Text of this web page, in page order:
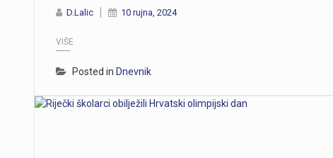
D.Lalic 10 rujna, 2024
VIŠE
Posted in Dnevnik